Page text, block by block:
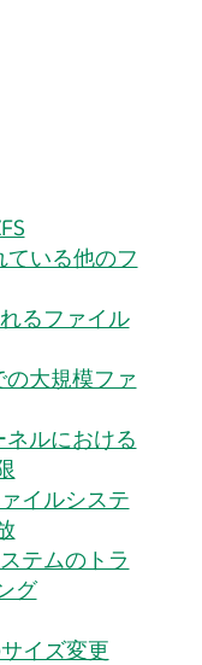
いる他のフ
るファイル
の大規模ファ
ネルにおける
イルシステ
テムのトラ
グ
イズ変更